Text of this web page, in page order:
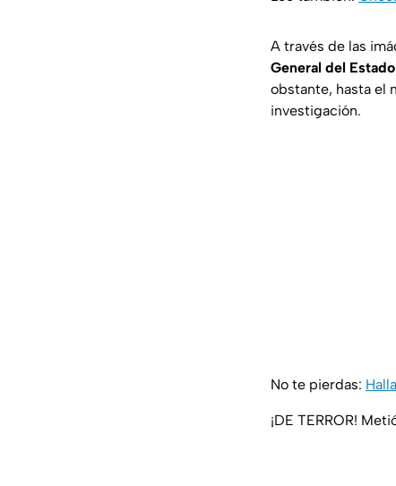
A través de las
General del Estado
obstante, hasta el
investigación.
No te pierdas:
¡DE TERROR!